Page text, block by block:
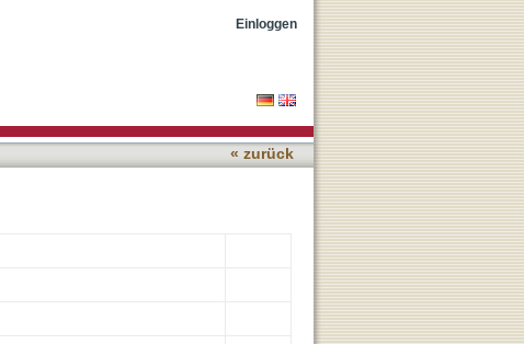
settings
Einloggen
« zurück